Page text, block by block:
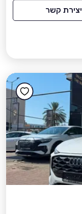
יצירת קשר